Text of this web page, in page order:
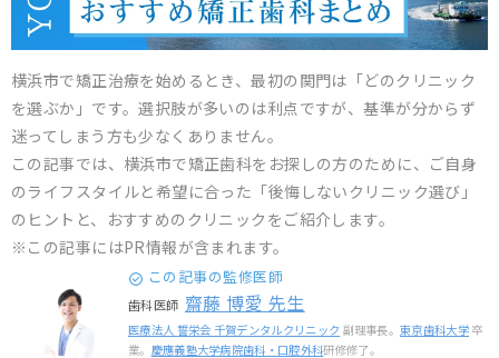
横浜市で矯正治療を始めるとき、最初の関門は「どのクリニック
を選ぶか」です。選択肢が多いのは利点ですが、基準が分からず
迷ってしまう方も少なくありません。
この記事では、横浜市で矯正歯科をお探しの方のために、ご自身
のライフスタイルと希望に合った「後悔しないクリニック選び」
のヒントと、おすすめのクリニックをご紹介します。
※この記事にはPR情報が含まれます。
この記事の監修医師
歯科医師 齋藤 博愛 先生
医療法人 誓栄会 千賀デンタルクリニック 副理事長。東京歯科大学 卒
業。 慶應義塾大学病院歯科・口腔外科研修修了。